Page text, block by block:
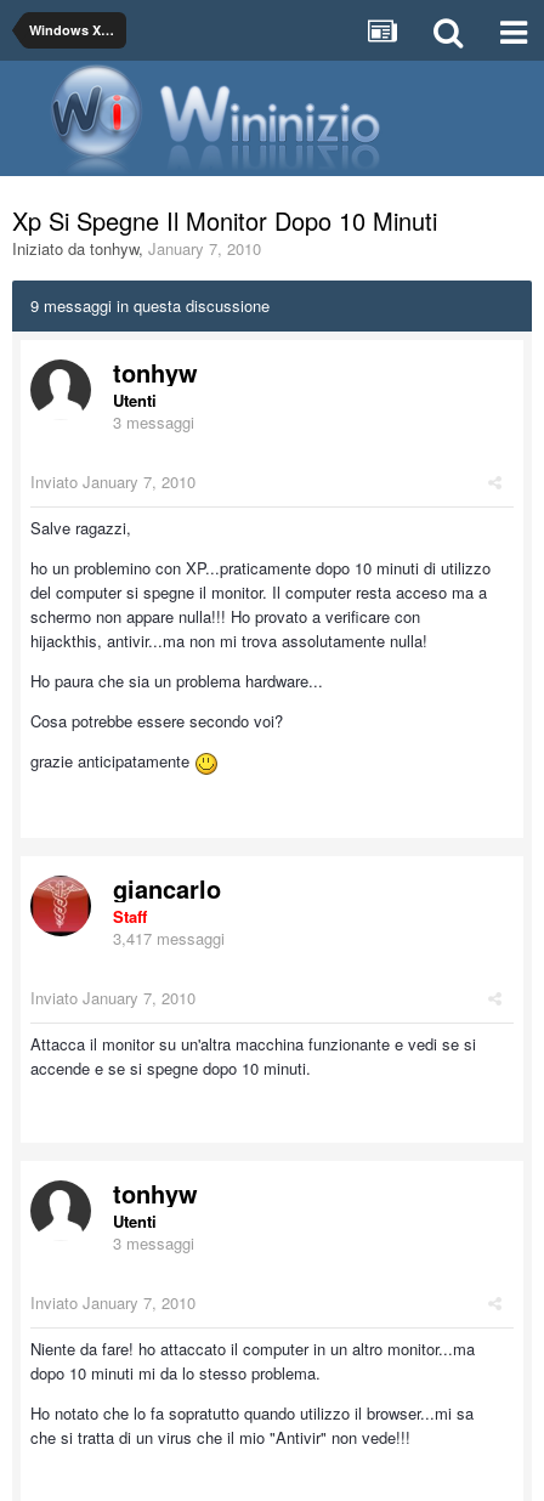
Windows XP / 2000/ 4.0 NT
Xp Si Spegne Il Monitor Dopo 10 Minuti
Iniziato da tonhyw, January 7, 2010
9 messaggi in questa discussione
tonhyw
Utenti
3 messaggi
Inviato January 7, 2010
Salve ragazzi,
ho un problemino con XP...praticamente dopo 10 minuti di utilizzo
del computer si spegne il monitor. Il computer resta acceso ma a
schermo non appare nulla!!! Ho provato a verificare con
hijackthis, antivir...ma non mi trova assolutamente nulla!
Ho paura che sia un problema hardware...
Cosa potrebbe essere secondo voi?
grazie anticipatamente
giancarlo
Staff
3,417 messaggi
Inviato January 7, 2010
Attacca il monitor su un'altra macchina funzionante e vedi se si
accende e se si spegne dopo 10 minuti.
tonhyw
Utenti
3 messaggi
Inviato January 7, 2010
Niente da fare! ho attaccato il computer in un altro monitor...ma
dopo 10 minuti mi da lo stesso problema.
Ho notato che lo fa sopratutto quando utilizzo il browser...mi sa
che si tratta di un virus che il mio "Antivir" non vede!!!